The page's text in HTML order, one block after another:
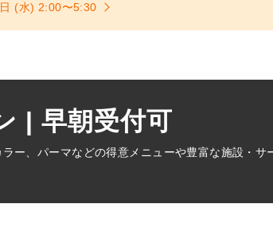
(水) 2:00〜5:30
| 早朝受付可
ー、パーマなどの得意メニューや豊富な施設・サ